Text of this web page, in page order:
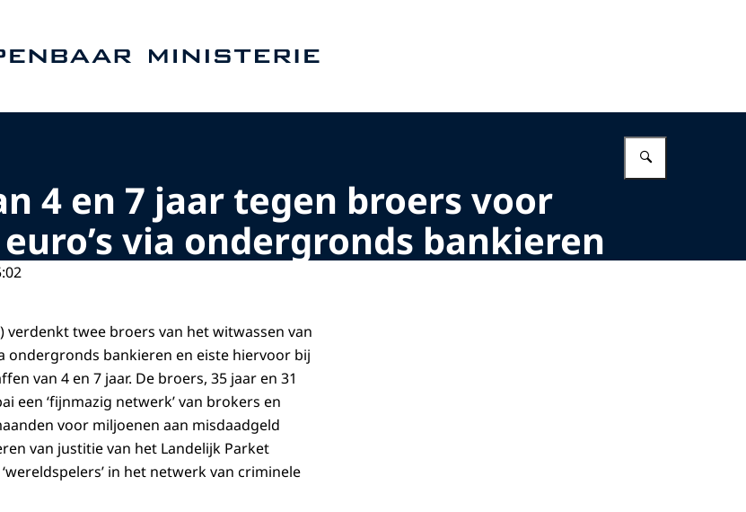
4 en 7 jaar tegen broers voor
via ondergronds bankieren
verdenkt twee broers van het witwassen van
ondergronds bankieren en eiste hiervoor bij
van 4 en 7 jaar. De broers, 35 jaar en 31
een ‘fijnmazig netwerk’ van brokers en
voor miljoenen aan misdaadgeld
van justitie van het Landelijk Parket
in het netwerk van criminele